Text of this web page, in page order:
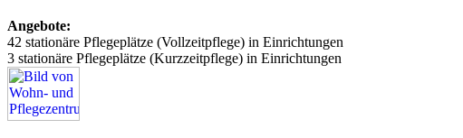
Angebote:
42 stationäre Pflegeplätze (Vollzeitpflege) in Einrichtungen
3 stationäre Pflegeplätze (Kurzzeitpflege) in Einrichtungen